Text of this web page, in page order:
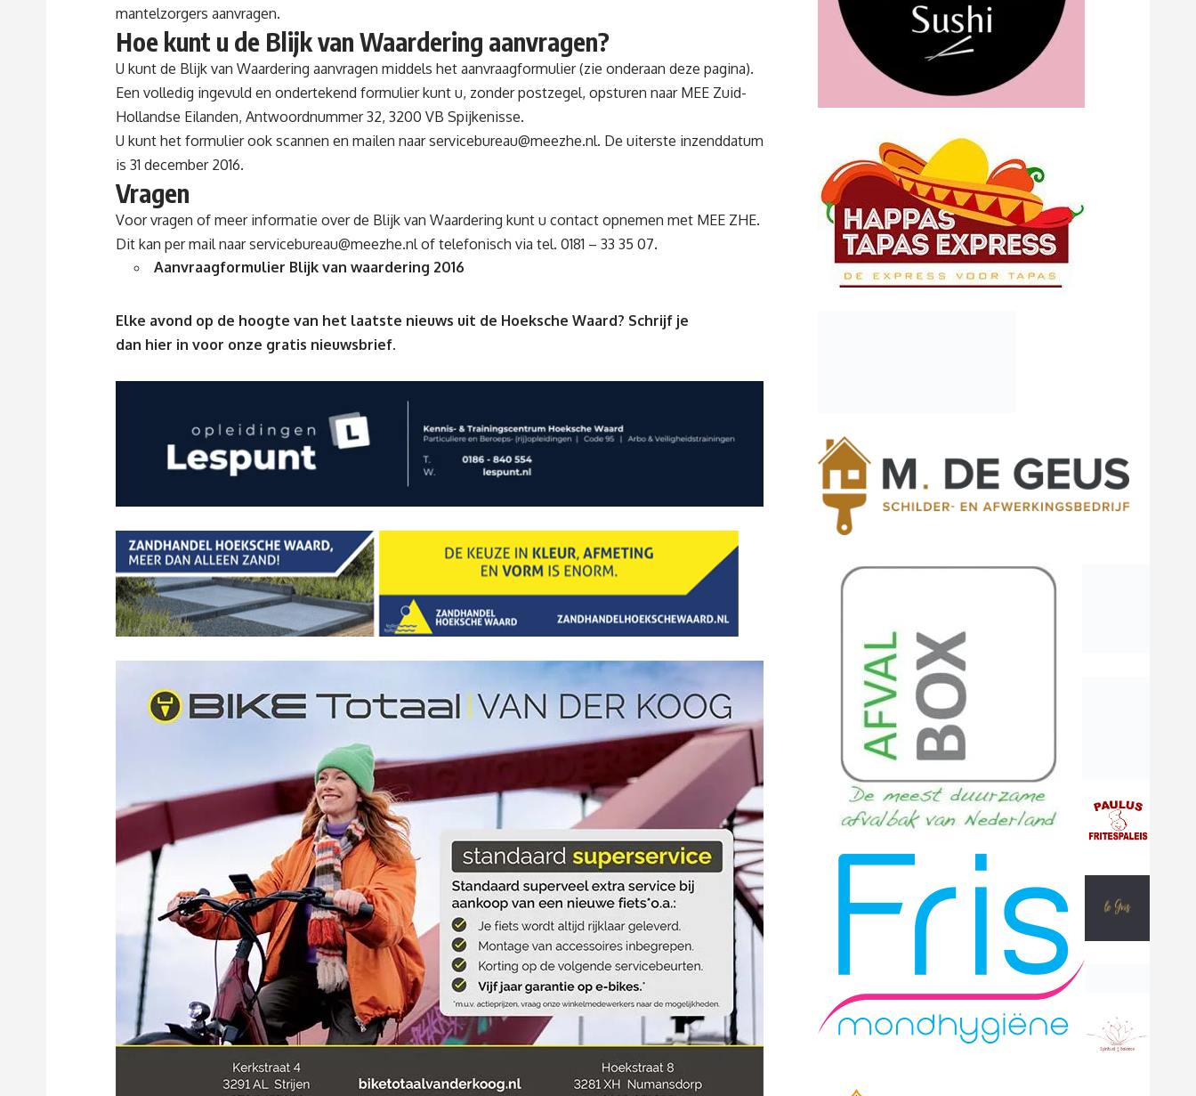
mantelzorgers aanvragen.
Hoe kunt u de Blijk van Waardering aanvragen?
U kunt de Blijk van Waardering aanvragen middels het aanvraagformulier (zie onderaan deze pagina).
Een volledig ingevuld en ondertekend formulier kunt u, zonder postzegel, opsturen naar MEE Zuid-
Hollandse Eilanden, Antwoordnummer 32, 3200 VB Spijkenisse.
U kunt het formulier ook scannen en mailen naarservicebureau@meezhe.nl. De uiterste inzenddatum
is 31 december 2016.
Vragen
Voor vragen of meer informatie over de Blijk van Waardering kunt u contact opnemen met MEE ZHE.
Dit kan per mail naarservicebureau@meezhe.nlof telefonisch via tel. 0181 – 33 35 07.
Aanvraagformulier Blijk van waardering 2016
Elke avond op de hoogte van het laatste nieuws uit de Hoeksche Waard? Schrijf je
dan hier in voor onze gratis nieuwsbrief.